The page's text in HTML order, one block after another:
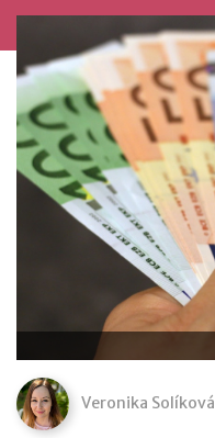
Veronika Solíková